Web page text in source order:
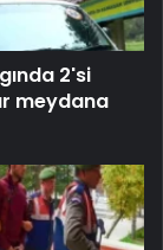
2'si
meydana